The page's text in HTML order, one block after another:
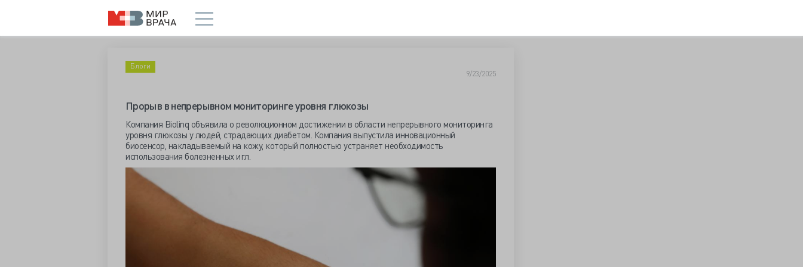
Блоги
9/23/2025
Прорыв в непрерывном мониторинге уровня глюкозы
Компания Biolinq объявила о революционном достижении в области непрерывного мониторинга
уровня глюкозы у людей, страдающих диабетом. Компания выпустила инновационный
биосенсор, накладываемый на кожу, который полностью устраняет необходимость
использования болезненных игл.